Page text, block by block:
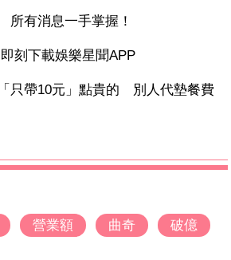
有消息一手掌握！
刻下載娛樂星聞APP
只帶10元」點貴的 別人代墊餐費
營業額 曲奇 破億